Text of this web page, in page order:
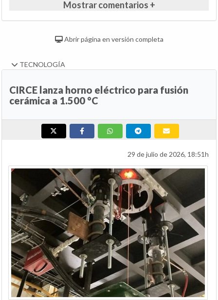
Mostrar comentarios +
Abrir página en versión completa
TECNOLOGÍA
CIRCE lanza horno eléctrico para fusión
cerámica a 1.500 °C
29 de julio de 2026, 18:51h